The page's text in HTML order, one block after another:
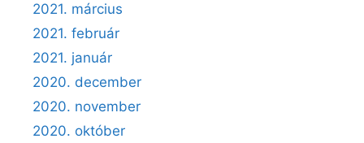
2021. március
2021. február
2021. január
2020. december
2020. november
2020. október